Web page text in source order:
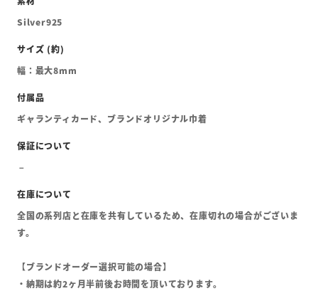
Silver925
幅：最大8mm
ギャランティカード、ブランドオリジナル巾着
全国の系列店と在庫を共有しているため、在庫切れの場合がございま
す。
【ブランドオーダー選択可能の場合】
・納期は約2ヶ月半前後お時間を頂いております。